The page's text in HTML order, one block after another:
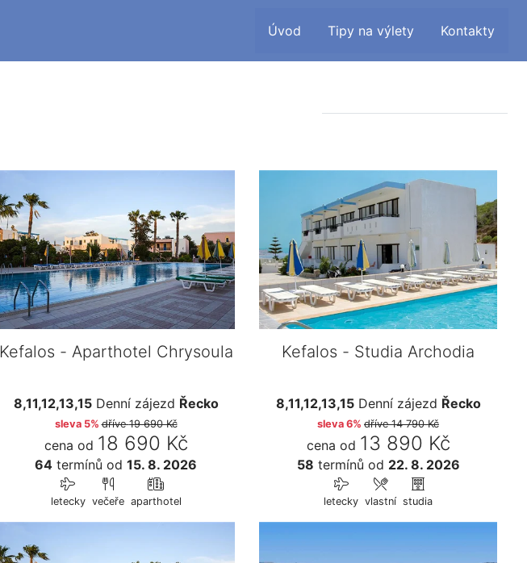
Úvod Tipy na výlety Kontakty
Kefalos - Aparthotel Chrysoula
8,11,12,13,15Denní zájezd Řecko
sleva 5% dříve19 690 Kč
cena od 18 690 Kč
64 termínů od 15. 8. 2026
letecky večeře aparthotel
Kefalos - Studia Archodia
8,11,12,13,15Denní zájezd Řecko
sleva 6% dříve14 790 Kč
cena od 13 890 Kč
58 termínů od 22. 8. 2026
letecky vlastní studia